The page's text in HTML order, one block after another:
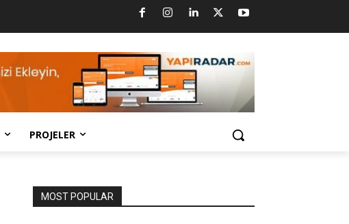
PROJELER
MOST POPULAR